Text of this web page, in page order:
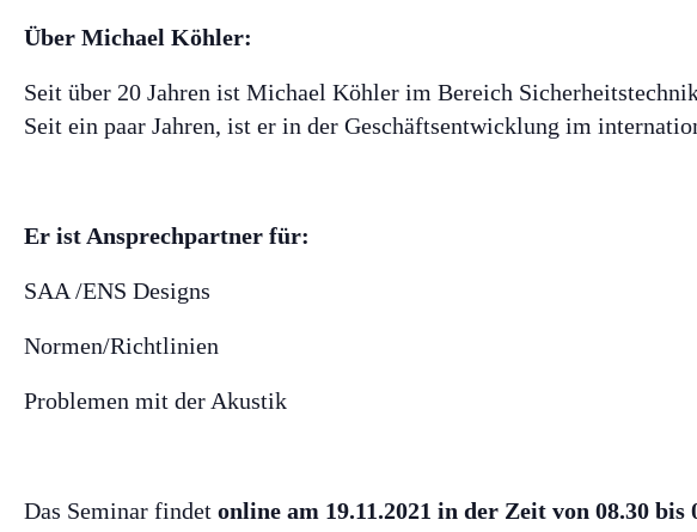
Über Michael Köhler:
Seit über 20 Jahren ist Michael Köhler im Bereich
Seit ein paar Jahren, ist er in der Geschäftsentwicklung im
Er ist Ansprechpartner für:
SAA /ENS Designs
Normen/Richtlinien
Problemen mit der Akustik
Das Seminar findet online am 19.11.2021 in der Zeit von 08.30 bis